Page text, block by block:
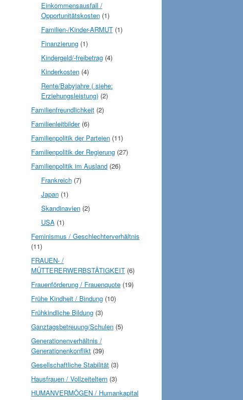
Einkommensausfall /
Opportunitätskosten(1)
Familien-/Kinder-ARMUT(1)
Finanzierung(1)
Kindergeld/-freibetrag(4)
Kinderkosten(4)
Rente/Babyjahre ( siehe:
Erziehungsleistung)(2)
Familienfreundlichkeit (2)
Familienleitbilder(6)
Familienpolitik der Parteien (11)
Familienpolitik der Regierung (27)
Familienpolitik im Ausland (26)
Frankreich(7)
Japan(1)
Skandinavien(2)
USA(1)
Feminismus / Geschlechterverhältnis
(11)
FRAUEN- /
MÜTTERERWERBSTÄTIGKEIT (6)
Frauenförderung / Frauenquote (19)
Frühe Kindheit / Bindung (10)
Frühkindliche Bildung (3)
Ganztagsbetreuung/Schulen (5)
Generationenverhältnis /
Generationenkonflikt (39)
Gesellschaftliche Stabilität (3)
Hausfrauen / Vollzeiteltern (3)
HUMANVERMÖGEN / Humankapital